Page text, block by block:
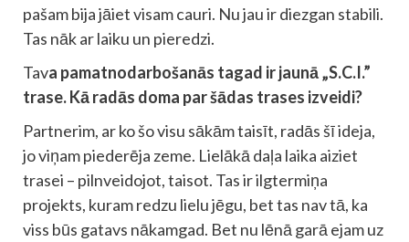
pašam bija jāiet visam cauri. Nu jau ir diezgan stabili.
Tas nāk ar laiku un pieredzi.
Tava pamatnodarbošanās tagad ir jaunā „S.C.I.”
trase. Kā radās doma par šādas trases izveidi?
Partnerim, ar ko šo visu sākām taisīt, radās šī ideja,
jo viņam piederēja zeme. Lielākā daļa laika aiziet
trasei – pilnveidojot, taisot. Tas ir ilgtermiņa
projekts, kuram redzu lielu jēgu, bet tas nav tā, ka
viss būs gatavs nākamgad. Bet nu lēnā garā ejam uz